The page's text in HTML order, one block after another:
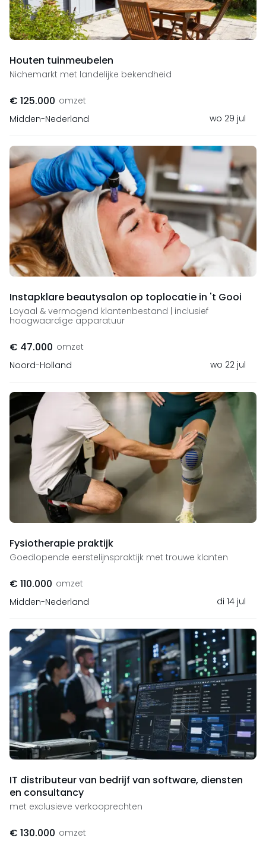
Houten tuinmeubelen
Nichemarkt met landelijke bekendheid
€ 125.000 omzet
Midden-Nederland
wo 29 jul
Instapklare beautysalon op toplocatie in 't Gooi
Loyaal & vermogend klantenbestand | inclusief
hoogwaardige apparatuur
€ 47.000 omzet
Noord-Holland
wo 22 jul
Fysiotherapie praktijk
Goedlopende eerstelijnspraktijk met trouwe klanten
€ 110.000 omzet
Midden-Nederland
di 14 jul
IT distributeur van bedrijf van software, diensten
en consultancy
met exclusieve verkooprechten
€ 130.000 omzet